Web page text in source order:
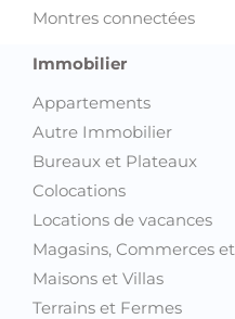
Montres connectées
Immobilier
Appartements
Autre Immobilier
Bureaux et Plateaux
Colocations
Locations de vacances
Magasins, Commerces
Maisons et Villas
Terrains et Fermes